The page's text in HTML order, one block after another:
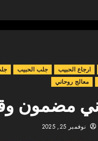
ارجاع الحبيب جلب الحبيب
معالج روحاني
مضمون
نوفمبر 25, 2025